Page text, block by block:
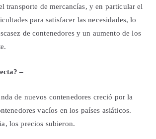
transporte de mercancías, y en particular el
para satisfacer las necesidades, lo
de contenedores y un aumento de los
–
de nuevos contenedores creció por la
vacíos en los países asiáticos.
los precios subieron.